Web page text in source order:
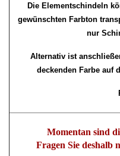
Die Elementschindeln
gewünschten Farbton
nur
Alternativ ist
deckenden Farbe auf
Momentan sind
Fragen Sie deshalb